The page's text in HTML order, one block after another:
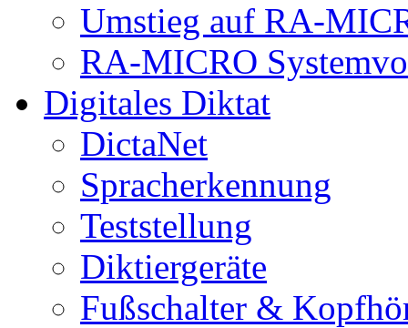
Umstieg auf RA-
RA-MICRO
Digitales Diktat
DictaNet
Spracherkennung
Teststellung
Diktiergeräte
Fußschalter &